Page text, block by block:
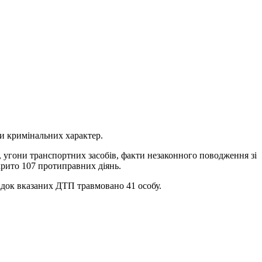
кримінальних характер.
транспортних засобів, факти незаконного поводження зі
107 протиправних діянь.
вказаних ДТП травмовано 41 особу.